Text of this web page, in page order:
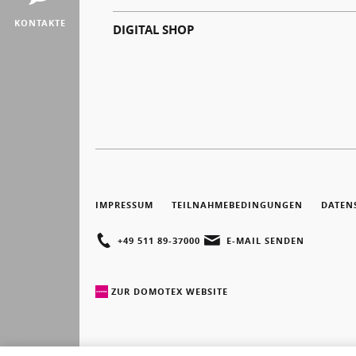
KONTAKTE DIGITAL SHOP
IMPRESSUM TEILNAHMEBEDINGUNGEN
+49 511 89-37000 E-MAIL SENDEN
ZUR DOMOTEX WEBSITE